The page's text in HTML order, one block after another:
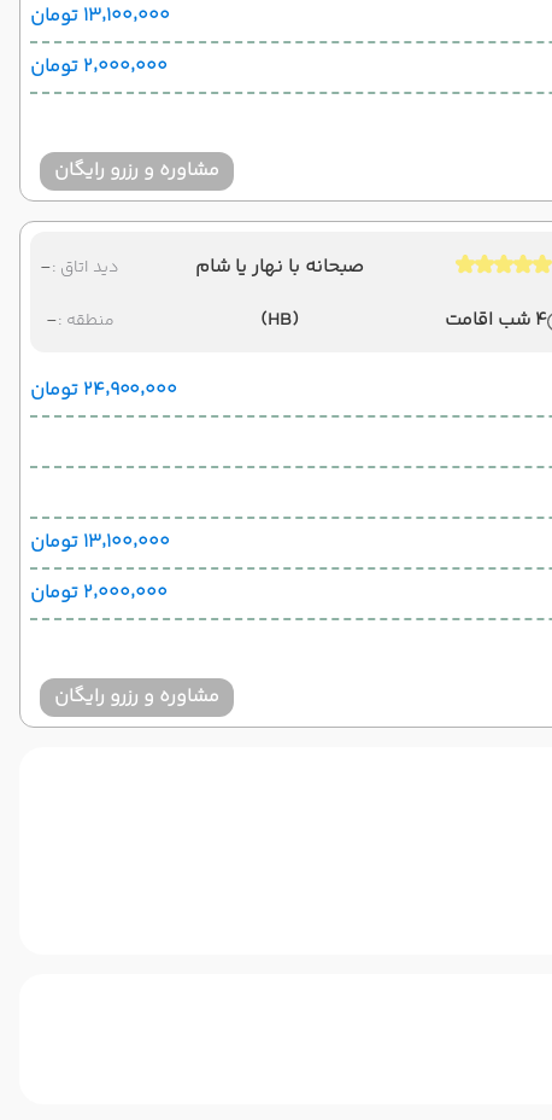
۱۳٬۱۰۰٬۰۰۰ تومان
۲٬۰۰۰٬۰۰۰ تومان
مشاوره و رزرو رایگان
4 شب اقامت
صبحانه با نهار یا شام
(HB)
دید اتاق :-
منطقه :-
۲۴٬۹۰۰٬۰۰۰ تومان
۱۳٬۱۰۰٬۰۰۰ تومان
۲٬۰۰۰٬۰۰۰ تومان
مشاوره و رزرو رایگان